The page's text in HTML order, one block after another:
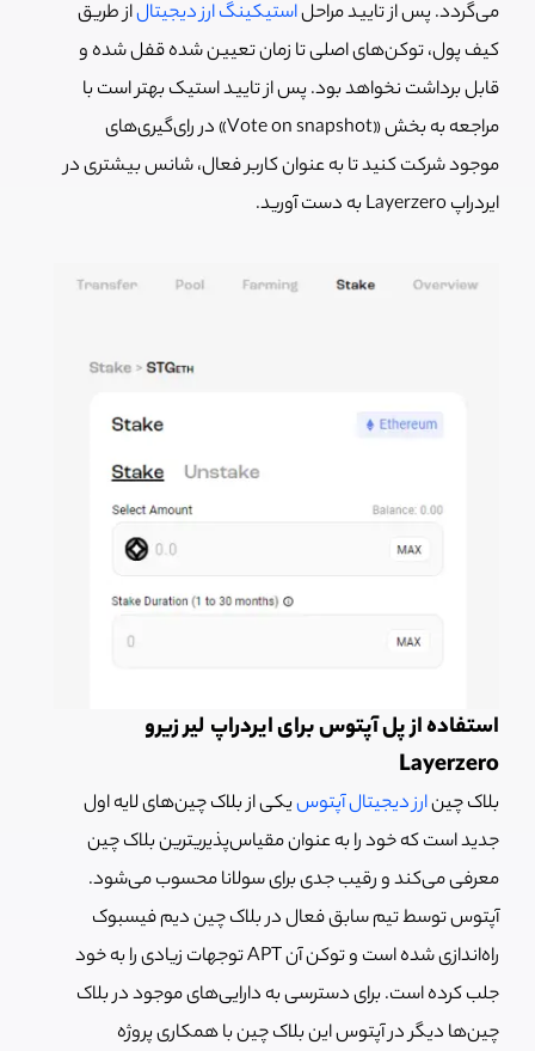
می‌گردد. پس از تایید مراحلاستیکینگ ارز دیجیتالاز طریق
کیف پول، توکن‌های اصلی تا زمان تعیین شده قفل شده و
قابل برداشت نخواهد بود. پس از تایید استیک بهتر است با
مراجعه به بخش «Vote on snapshot» در رای‌گیری‌های
موجود شرکت کنید تا به عنوان کاربر فعال، شانس بیشتری در
ایردراپ Layerzero به دست آورید.
استفاده از پل آپتوس برای ایردراپ لیر زیرو
Layerzero
بلاک چینارز دیجیتال آپتوسیکی از بلاک چین‌های لایه اول
جدید است که خود را به عنوان مقیاس‌پذیریترین بلاک چین
معرفی می‌کند و رقیب جدی برای سولانا محسوب می‌شود.
آپتوس توسط تیم سابق فعال در بلاک چین دیم فیسبوک
راه‌اندازی شده است و توکن آن APT توجهات زیادی را به خود
جلب کرده است. برای دسترسی به دارایی‌های موجود در بلاک
چین‌ها دیگر در آپتوس این بلاک چین با همکاری پروژه